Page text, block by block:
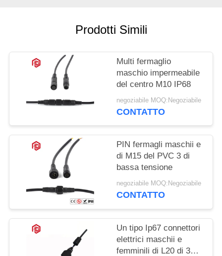
Prodotti Simili
Multi fermaglio
maschio impermeabile
del centro M10 IP68
negoziabile MOQ:Negoziabile
CONTATTO
PIN fermagli maschii e
di M15 del PVC 3 di
bassa tensione
negoziabile MOQ:Negoziabile
CONTATTO
Un tipo Ip67 connettori
elettrici maschii e
femminili di L20 di 3